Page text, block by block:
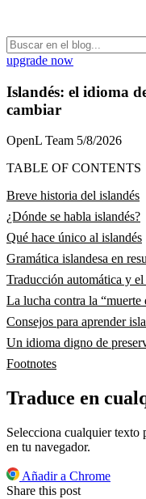
upgrade now
Islandés: el idioma
cambiar
OpenL Team 5/8/2026
TABLE OF CONTENTS
Breve historia del islandés
¿Dónde se habla islandés?
Qué hace único al islandés
Gramática islandesa en
Traducción automática y
La lucha contra la “muerte
Consejos para aprender
Un idioma digno de
Footnotes
Traduce en
Selecciona cualquier texto
en tu navegador.
Añadir a Chrome
Share this post